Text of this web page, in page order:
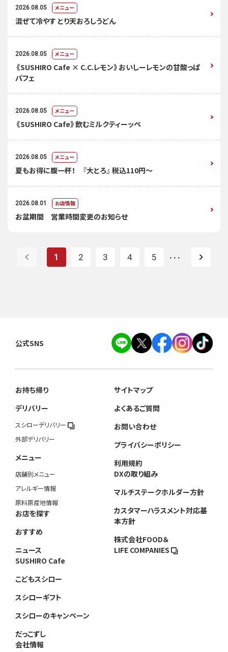
2026.08.05 メニュー
混ぜて冷やす とり天おろしうどん
2026.08.05 メニュー
《SUSHIRO Cafe × C.C.レモン》おいしーレモンの甘酸っぱ
パフェ
2026.08.05 メニュー
《SUSHIRO Cafe》飲むミルクティーッペ
2026.08.05 メニュー
夏もお得に腹一杯！ 『大とろ』 税込110円～
2026.08.01 お店情報
お盆期間 営業時間変更のお知らせ
1 2 3 4 5 ・・・
公式SNS
お持ち帰り
デリバリー
スシローデリバリー
外部デリバリー
メニュー
店舗別メニュー
アレルギー情報
原料原産地情報
お店を探す
おすすめ
ニュース
SUSHIRO Cafe
こどもスシロー
スシローギフト
スシローのキャンペーン
だっこずし
会社情報
サイトマップ
よくあるご質問
お問い合わせ
プライバシーポリシー
利用規約
DXの取り組み
マルチステークホルダー方針
カスタマーハラスメント対応基
本方針
株式会社FOOD＆
LIFE COMPANIES